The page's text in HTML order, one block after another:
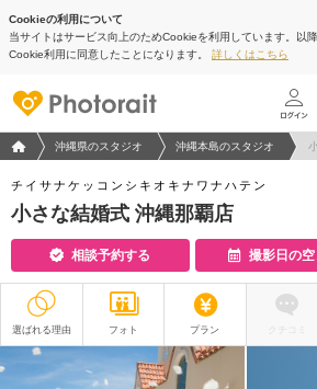
Cookieの利用について
当サイトはサービス向上のためCookieを利用しています。以
Cookie利用に同意したことになります。 詳しくはこちら
フォトウエディング/結婚写真のPhotorait ホーム
沖縄県のスタジオ 沖縄本島のスタジオ
チイサナケッコンシキオキナワナハテン
小さな結婚式 沖縄那覇店
相談予約する 撮影日の空
選ばれる理由 フォト プラン
撮影レポート